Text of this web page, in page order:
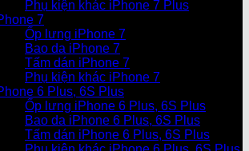
Phụ kiện khác iPhone 7 Plus
7
Ốp lưng iPhone 7
Bao da iPhone 7
Tấm dán iPhone 7
Phụ kiện khác iPhone 7
6 Plus, 6S Plus
Ốp lưng iPhone 6 Plus, 6S Plus
Bao da iPhone 6 Plus, 6S Plus
Tấm dán iPhone 6 Plus, 6S Plus